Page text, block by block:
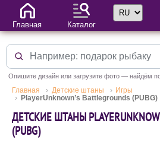
Опишите дизайн или загрузите фото — найдём
Главная Детские штаны
Игры
PlayerUnknown’s Battlegrounds (PUBG)
ДЕТСКИЕ ШТАНЫ
(PUBG)
Главная Каталог
Выбор языка